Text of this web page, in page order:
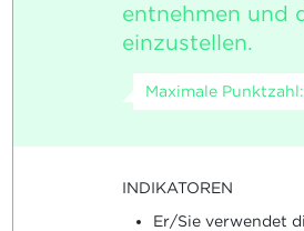
entnehmen und
einzustellen.
Maximale Punktzahl:
INDIKATOREN
Er/Sie verwendet